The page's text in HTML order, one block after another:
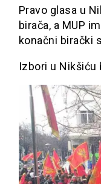
Pravo glasa u
birača, a MUP
konačni birački
Izbori u Nikšiću